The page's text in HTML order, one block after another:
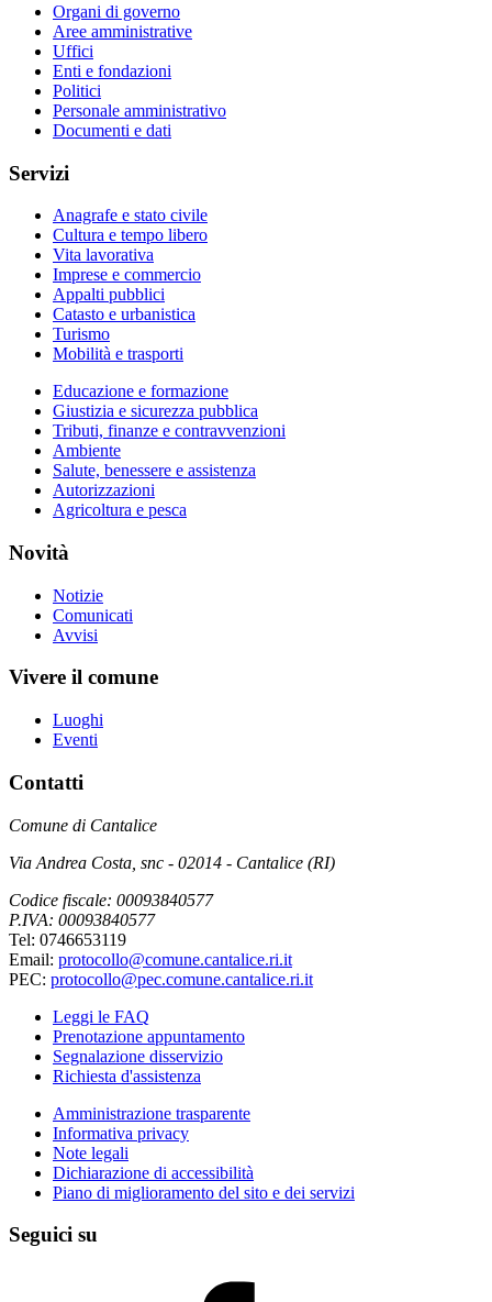
Organi di governo
Aree amministrative
Uffici
Enti e fondazioni
Politici
Personale amministrativo
Documenti e dati
Servizi
Anagrafe e stato civile
Cultura e tempo libero
Vita lavorativa
Imprese e commercio
Appalti pubblici
Catasto e urbanistica
Turismo
Mobilità e trasporti
Educazione e formazione
Giustizia e sicurezza pubblica
Tributi, finanze e contravvenzioni
Ambiente
Salute, benessere e assistenza
Autorizzazioni
Agricoltura e pesca
Novità
Notizie
Comunicati
Avvisi
Vivere il comune
Luoghi
Eventi
Contatti
Comune di Cantalice
Via Andrea Costa, snc - 02014 - Cantalice (RI)
Codice fiscale: 00093840577
P.IVA: 00093840577
Tel: 0746653119
Email: protocollo@comune.cantalice.ri.it
PEC: protocollo@pec.comune.cantalice.ri.it
Leggi le FAQ
Prenotazione appuntamento
Segnalazione disservizio
Richiesta d'assistenza
Amministrazione trasparente
Informativa privacy
Note legali
Dichiarazione di accessibilità
Piano di miglioramento del sito e dei servizi
Seguici su